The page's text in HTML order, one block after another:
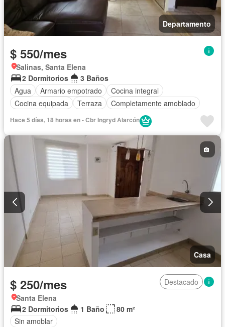
Departamento
$ 550/mes
Salinas, Santa Elena
2 Dormitorios
3 Baños
Agua
Armario empotrado
Cocina integral
Cocina equipada
Terraza Completamente amoblado
Hace 5 días, 18 horas en - Cbr Ingryd Alarcón
Casa
$ 250/mes
Destacado
Santa Elena
2 Dormitorios
1 Baño
80 m²
Sin amoblar